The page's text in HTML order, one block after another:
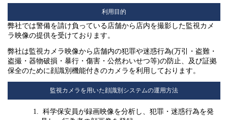
利用目的
弊社では警備を請け負っている店舗から店内を撮影した監視カメ
ラ映像の提供を受けております。
弊社は監視カメラ映像から店舗内の犯罪や迷惑行為(万引・盗難・
盗撮・器物破損・暴行・傷害・公然わいせつ等)の防止、及び証拠
保全のために顔識別機能付きのカメラを利用しております。
監視カメラを用いた顔識別システムの運用方法
科学保安員が録画映像を分析し、犯罪・迷惑行為を発